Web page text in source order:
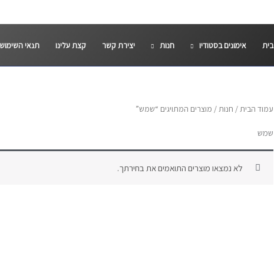
בית אימונים בסטודיו חנות יצירת קשר קצת עלינו תנאי השימוש
עמוד הבית/ חנות/ מוצרים המתויגים “שמש”
שמש
לא נמצאו מוצרים התואמים את בחירתך.